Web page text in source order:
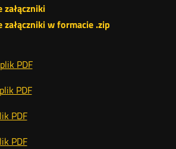
w formacie .zip
plik PDF
plik PDF
PDF
PDF